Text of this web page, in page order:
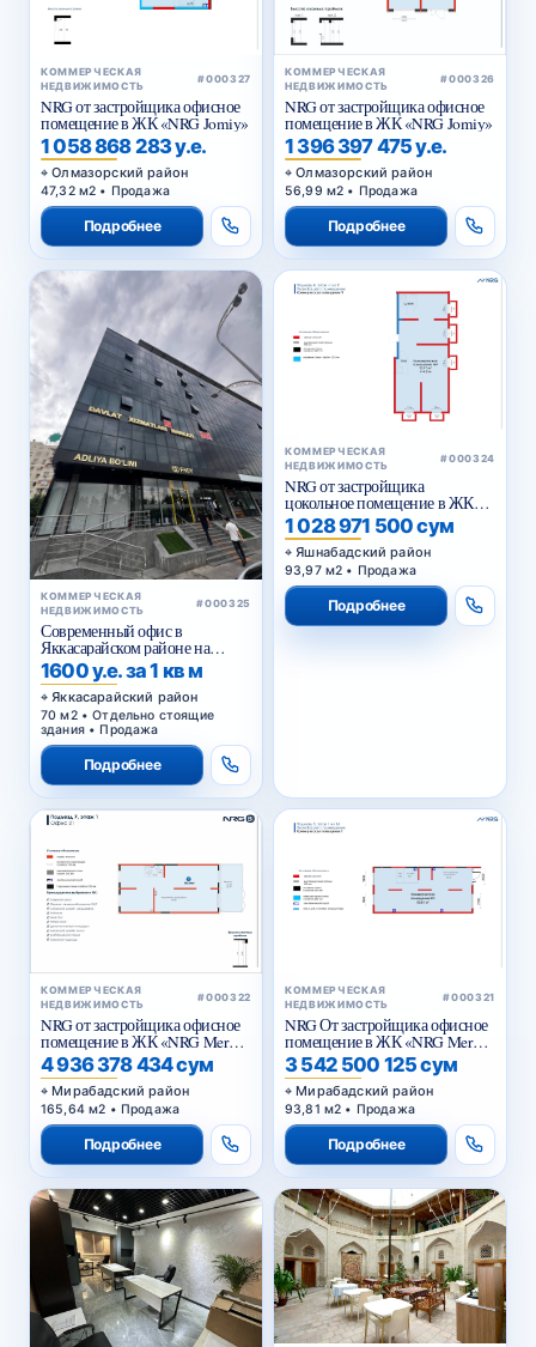
КОММЕРЧЕСКАЯ
НЕДВИЖИМОСТЬ
#000327
NRG от застройщика офисное
помещение в ЖК «NRG Jomiy»
1 058 868 283 у.е.
Олмазорский район
47,32 м2 • Продажа
Подробнее
КОММЕРЧЕСКАЯ
НЕДВИЖИМОСТЬ
#000326
NRG от застройщика офисное
помещение в ЖК «NRG Jomiy»
1 396 397 475 у.е.
Олмазорский район
56,99 м2 • Продажа
Подробнее
КОММЕРЧЕСКАЯ
НЕДВИЖИМОСТЬ
#000325
Современный офис в
Яккасарайском районе на
первой линии
1600 у.е. за 1 кв м
Яккасарайский район
70 м2 • Отдельно стоящие
здания • Продажа
Подробнее
КОММЕРЧЕСКАЯ
НЕДВИЖИМОСТЬ
#000324
NRG от застройщика
цокольное помещение в ЖК
«NRG Yangi Baxt »
1 028 971 500 сум
Яшнабадский район
93,97 м2 • Продажа
Подробнее
КОММЕРЧЕСКАЯ
НЕДВИЖИМОСТЬ
#000322
NRG от застройщика офисное
помещение в ЖК «NRG Meros
Business»
4 936 378 434 сум
Мирабадский район
165,64 м2 • Продажа
Подробнее
КОММЕРЧЕСКАЯ
НЕДВИЖИМОСТЬ
#000321
NRG От застройщика офисное
помещение в ЖК «NRG Meros
Comfort»
3 542 500 125 сум
Мирабадский район
93,81 м2 • Продажа
Подробнее